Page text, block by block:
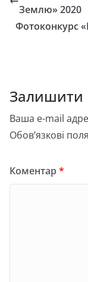
Землю» 2020
Фотоконкурс
Залишити
Ваша e-mail
Обов’язкові
Коментар*